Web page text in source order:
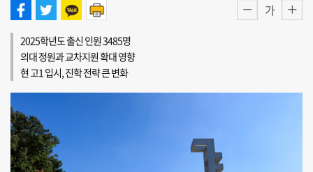
가
2025학년도 출신 인원 3485명
의대 정원과 교차지원 확대 영향
현 고1 입시, 진학 전략 큰 변화